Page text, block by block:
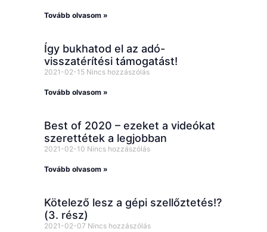
Tovább olvasom »
Így bukhatod el az adó-
visszatérítési támogatást!
2021-02-15 Nincs hozzászólás
Tovább olvasom »
Best of 2020 – ezeket a videókat
szerettétek a legjobban
2021-02-10 Nincs hozzászólás
Tovább olvasom »
Kötelező lesz a gépi szellőztetés!?
(3. rész)
2021-02-07 Nincs hozzászólás